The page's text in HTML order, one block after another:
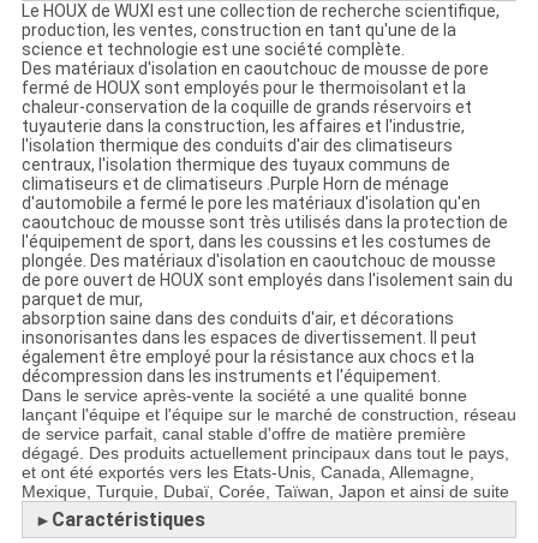
Le HOUX de WUXI est une collection de recherche scientifique,
production, les ventes, construction en tant qu'une de la
science et technologie est une société complète.
Des matériaux d'isolation en caoutchouc de mousse de pore
fermé de HOUX sont employés pour le thermoisolant et la
chaleur-conservation de la coquille de grands réservoirs et
tuyauterie dans la construction, les affaires et l'industrie,
l'isolation thermique des conduits d'air des climatiseurs
centraux, l'isolation thermique des tuyaux communs de
climatiseurs et de climatiseurs .Purple Horn de ménage
d'automobile a fermé le pore les matériaux d'isolation qu'en
caoutchouc de mousse sont très utilisés dans la protection de
l'équipement de sport, dans les coussins et les costumes de
plongée. Des matériaux d'isolation en caoutchouc de mousse
de pore ouvert de HOUX sont employés dans l'isolement sain du
parquet de mur,
absorption saine dans des conduits d'air, et décorations
insonorisantes dans les espaces de divertissement. Il peut
également être employé pour la résistance aux chocs et la
décompression dans les instruments et l'équipement.
Dans le service après-vente la société a une qualité bonne
lançant l'équipe et l'équipe sur le marché de construction, réseau
de service parfait, canal stable d'offre de matière première
dégagé. Des produits actuellement principaux dans tout le pays,
et ont été exportés vers les Etats-Unis, Canada, Allemagne,
Mexique, Turquie, Dubaï, Corée, Taïwan, Japon et ainsi de suite
► Caractéristiques